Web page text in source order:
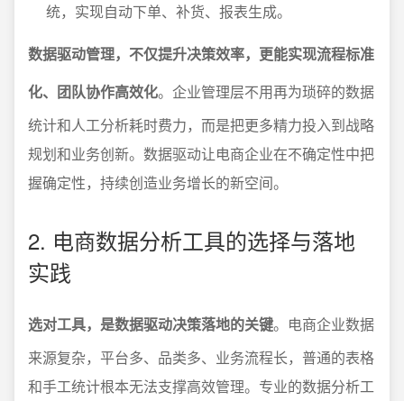
统，实现自动下单、补货、报表生成。
数据驱动管理，不仅提升决策效率，更能实现流程标准
化、团队协作高效化。企业管理层不用再为琐碎的数据
统计和人工分析耗时费力，而是把更多精力投入到战略
规划和业务创新。数据驱动让电商企业在不确定性中把
握确定性，持续创造业务增长的新空间。
2. 电商数据分析工具的选择与落地
实践
选对工具，是数据驱动决策落地的关键。电商企业数据
来源复杂，平台多、品类多、业务流程长，普通的表格
和手工统计根本无法支撑高效管理。专业的数据分析工